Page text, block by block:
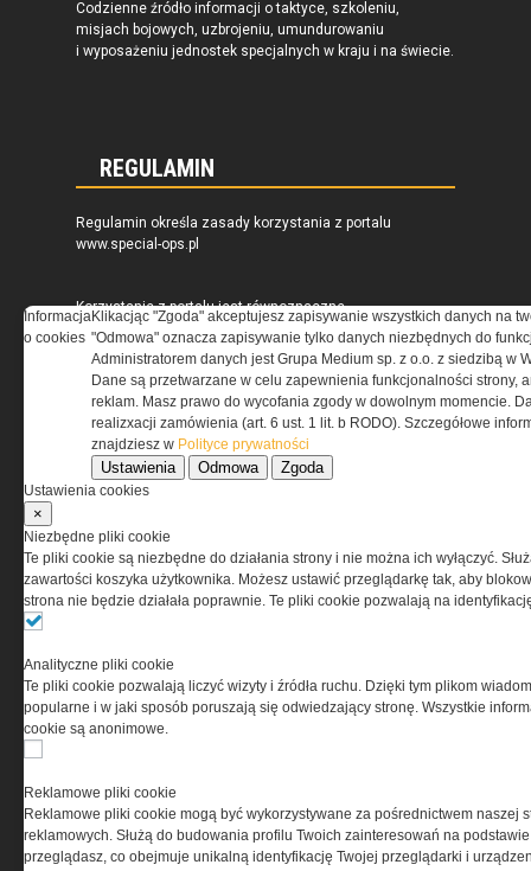
Codzienne źródło informacji o taktyce, szkoleniu,
misjach bojowych, uzbrojeniu, umundurowaniu
i wyposażeniu jednostek specjalnych w kraju i na świecie.
REGULAMIN
Regulamin określa zasady korzystania z portalu
www.special-ops.pl
Korzystanie z portalu jest równoznaczne
z zaakceptowaniem warunków ustanowionych
przez Grupa MEDIUM Spółka z ograniczoną
odpowiedzialnością Spółka komandytowa, nr KRS:
0000537655, NIP 1132860378, REGON 146393437
(zwana dalej Grupa MEDIUM) w postaci Regulaminu.
Przeczytaj regulamin
PRYWATNOŚĆ
informacji na Twoim komputerze. Pliki cookies stosujemy
w celu świadczenia usług na najwyższym poziomie,
w tym w sposób dostosowany do indywidualnych potrzeb.
Korzystanie z witryny bez zmiany ustawień dotyczących
dokonać zmiany ustawień przeglądarki dotyczących
cookies. Nim Państwo zaczną korzystać z naszego
serwisu prosimy o zapoznanie się z nasząpolityką
prywatnościoraz informacją o cookies .
Informacja
o cookies
Klikacjąc "Zgoda" akceptujesz zapisywanie wszystkich danych na
"Odmowa" oznacza zapisywanie tylko danych niezbędnych do
Administratorem danych jest Grupa Medium sp. z o.o. z siedzibą w
Dane są przetwarzane w celu zapewnienia funkcjonalności strony,
reklam. Masz prawo do wycofania zgody w dowolnym momencie.
realizxacji zamówienia (art. 6 ust. 1 lit. b RODO). Szczegółowe
znajdziesz w Polityce prywatności
Ustawienia Odmowa Zgoda
Ustawienia cookies
×
Niezbędne pliki cookie
Te pliki cookie są niezbędne do działania strony i nie można ich wyłączyć.
zawartości koszyka użytkownika. Możesz ustawić przeglądarkę tak, aby
strona nie będzie działała poprawnie. Te pliki cookie pozwalają na
Analityczne pliki cookie
Te pliki cookie pozwalają liczyć wizyty i źródła ruchu. Dzięki tym plikom
popularne i w jaki sposób poruszają się odwiedzający stronę. Wszystkie
cookie są anonimowe.
Reklamowe pliki cookie
Reklamowe pliki cookie mogą być wykorzystywane za pośrednictwem naszej
reklamowych. Służą do budowania profilu Twoich zainteresowań na
przeglądasz, co obejmuje unikalną identyfikację Twojej przeglądarki i